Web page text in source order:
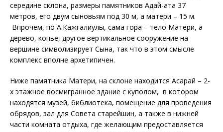
середине склона, размеры памятников Адай-ата 37
метров, его двум сыновьям под 30 м, а матери – 15 м.
Впрочем, по А.Кажгалиулы, сама гора – тело Матери, а
дерево, копье, другое вертикальное сооружение на
вершине символизирует Сына, так что в этом смысле
комплекс вполне архетипичен.
Ниже памятника Матери, на склоне находится Ақсарай – 2-
х этажное восмигранное здание с куполом, в котором
находятся музей, библиотека, помещение для проведения
обрядов, зал для Совета старейшин, а также в нижней
части комната отдыха, где желающим предоставляется